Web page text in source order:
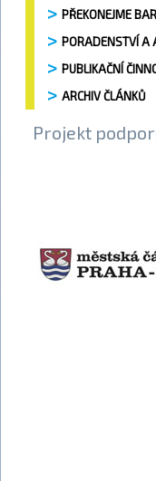
PŘEKONEJME
PORADENSTVÍ A
PUBLIKAČNÍ
ARCHIV ČLÁNKŮ
Projekt